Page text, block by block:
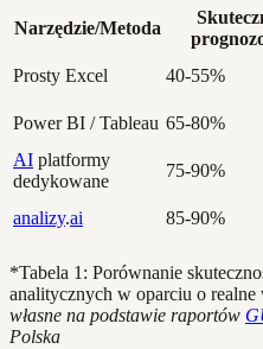
Narzędzie/Metoda
Prosty Excel 40-55%
Power BI / Tableau 65-80%
AI platformy
dedykowane
75-90%
analizy.ai 85-90%
*Tabela 1: Porównanie
analitycznych w oparciu o realne
własne na podstawie raportów
Polska